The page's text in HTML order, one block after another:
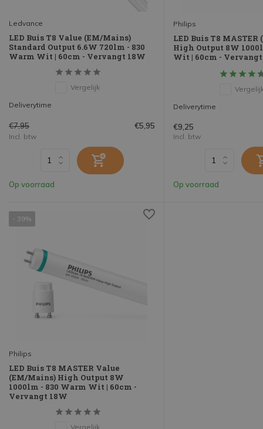
Ledvance
LED Buis T8 Value (EM/Mains)
Standard Output 6.6W 720lm - 830
Warm Wit | 60cm - Vervangt 18W
Vergelijk
Deliverytime
€7,95 €5,95
Incl. btw
Op voorraad
Philips
LED Buis T8
High Output 8W
Wit | 60cm -
Deliverytime
€9,25
Incl. btw
Op voorraad
- 39%
Philips
LED Buis T8 MASTER Value
(EM/Mains) High Output 8W
1000lm - 830 Warm Wit | 60cm -
Vervangt 18W
Vergelijk